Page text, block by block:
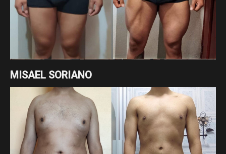
MISAEL SORIANO
Cambio enfocado a recomposición corporal